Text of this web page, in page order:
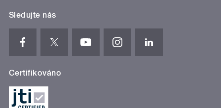
Sledujte nás
Certifikováno